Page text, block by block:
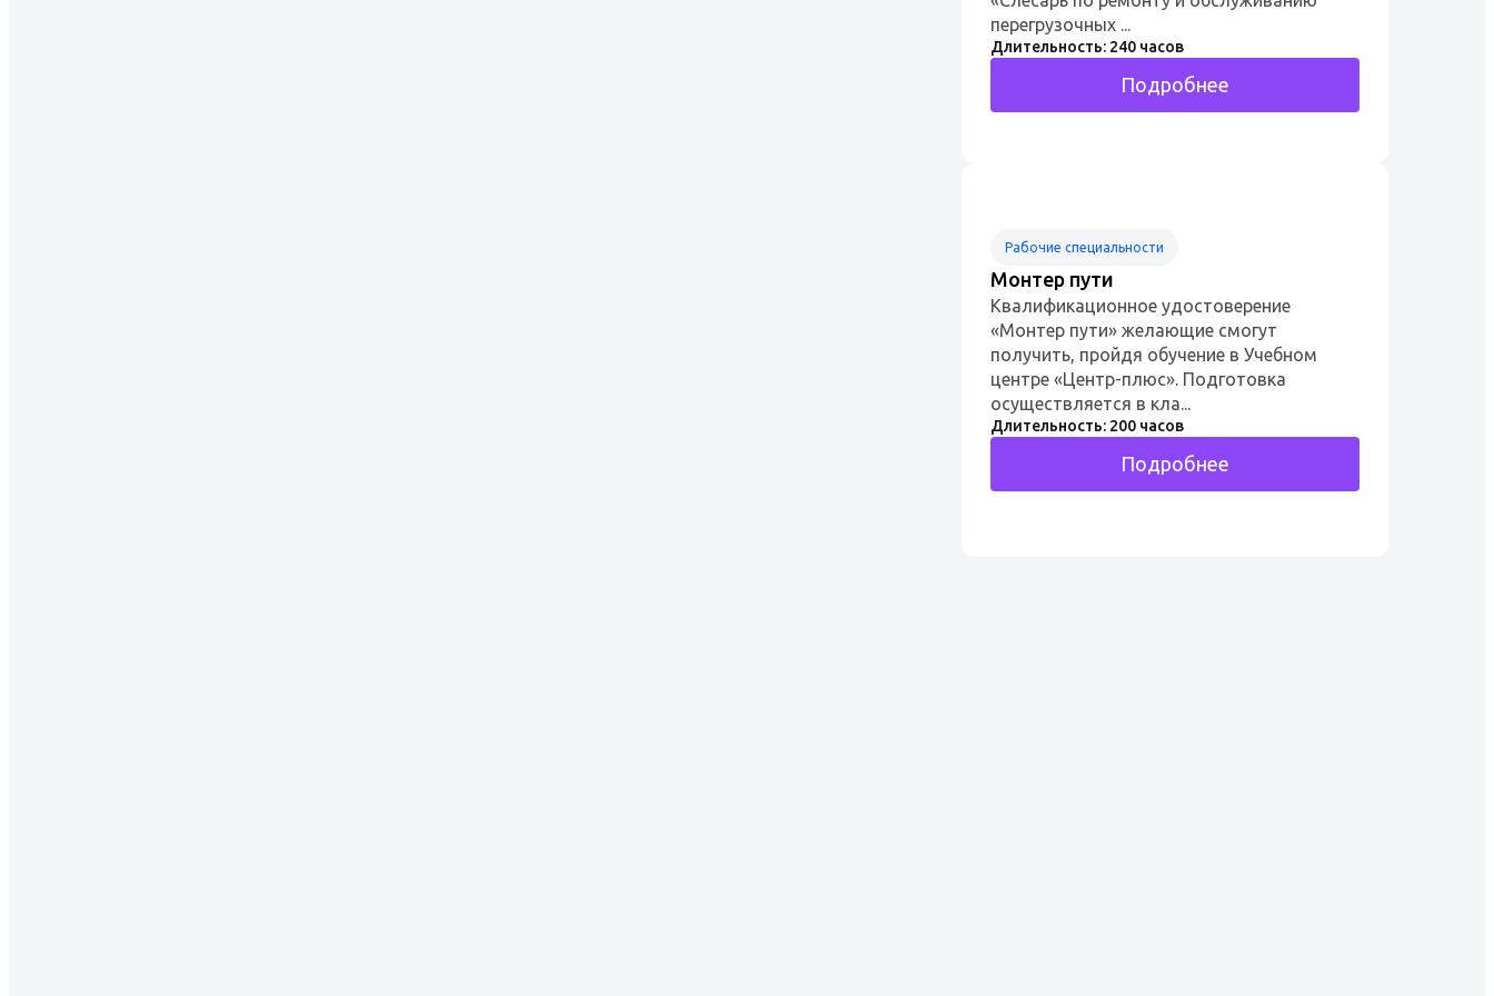
перегрузочных ...
Длительность: 240 часов
Подробнее
Рабочие специальности
Монтер пути
Квалификационное удостоверение
«Монтер пути» желающие смогут
получить, пройдя обучение в Учебном
центре «Центр-плюс». Подготовка
осуществляется в кла...
Длительность: 200 часов
Подробнее